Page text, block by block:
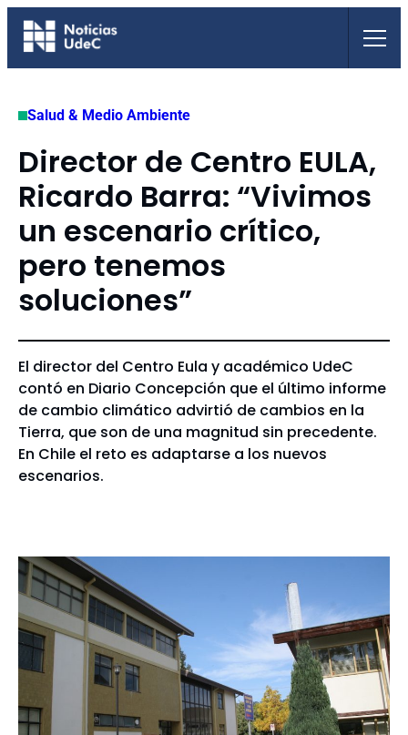
Saltar
Salud & Medio Ambiente
Director de Centro EULA,
Ricardo Barra: “Vivimos
un escenario crítico,
pero tenemos
soluciones”
El director del Centro Eula y académico UdeC
contó en Diario Concepción que el último informe
de cambio climático advirtió de cambios en la
Tierra, que son de una magnitud sin precedente.
En Chile el reto es adaptarse a los nuevos
escenarios.